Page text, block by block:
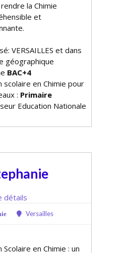
la Chimie
et
VERSAILLES et dans
géographique
BAC+4
scolaire en Chimie pour
: Primaire
Education Nationale
détails
Versailles
Scolaire en Chimie : un